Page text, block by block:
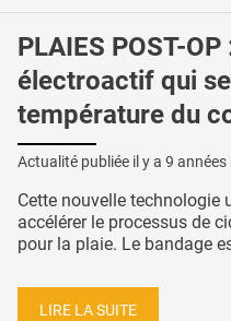
PLAIES POST-
électroactif qui
température du
Actualité publiée il y a 9 années
Cette nouvelle technologie
accélérer le processus de
pour la plaie. Le bandage
LIRE LA SUITE